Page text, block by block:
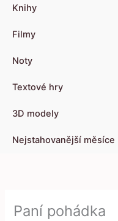
Knihy
Filmy
Noty
Textové hry
3D modely
Nejstahovanější měsíce
Paní pohádka